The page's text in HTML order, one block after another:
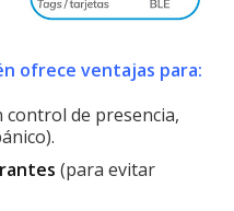
ofrece ventajas para:
control de presencia,
(para evitar